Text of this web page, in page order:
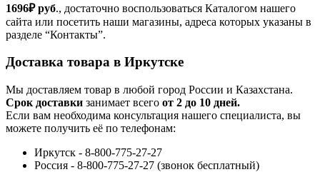
1696₽ руб., достаточно воспользоваться Каталогом нашего
сайта или посетить наши магазины, адреса которых указаны в
разделе “Контакты”.
Доставка товара в Иркутске
Мы доставляем товар в любой город России и Казахстана.
Срок доставки занимает всего от 2 до 10 дней.
Если вам необходима консультация нашего специалиста, вы
можете получить её по телефонам:
Иркутск - 8-800-775-27-27
Россия - 8-800-775-27-27 (звонок бесплатный)